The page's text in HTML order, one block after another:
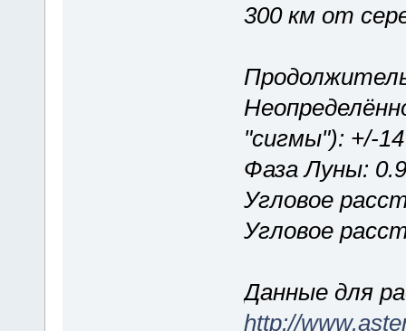
300 км от
"сигмы"): +/-
Фаза Луны:
Угловое
Угловое
Данные для
http://